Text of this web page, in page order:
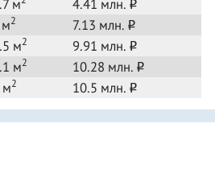
м 4.41 млн. o
2 7.13 млн. o
м2 9.91 млн. o
м2 10.28 млн. o
м2 10.5 млн. o